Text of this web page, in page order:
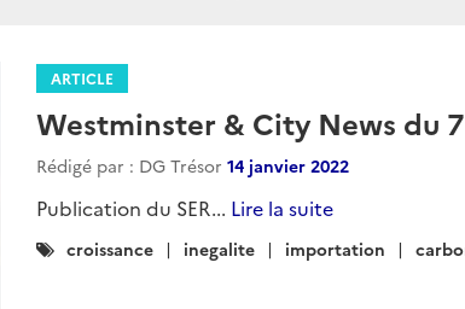
ARTICLE
Westminster & City News du
Rédigé par : DG Trésor 14 janvier 2022
Publication du SER... Lire la suite
Catégories
croissance inegalite importation